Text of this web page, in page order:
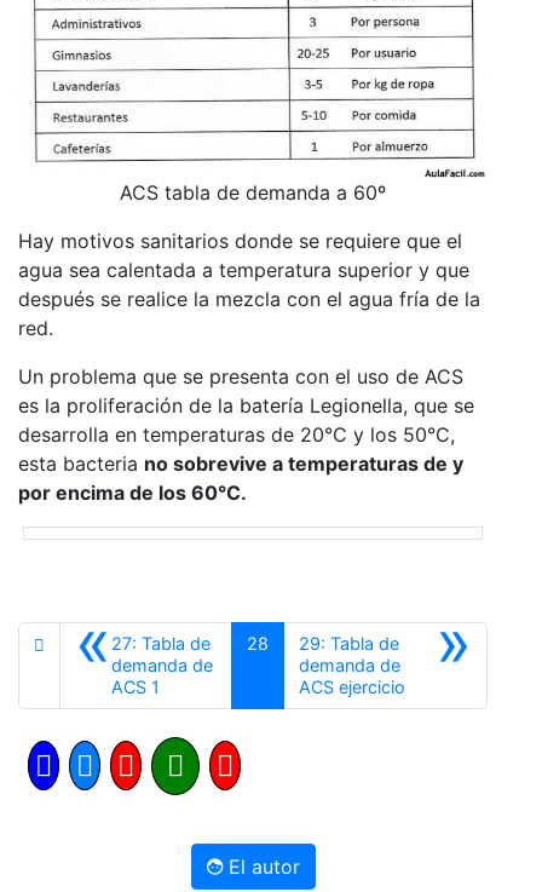
ACS tabla de demanda a 60º
Hay motivos sanitarios donde se requiere que el
agua sea calentada a temperatura superior y que
después se realice la mezcla con el agua fría de la
red.
Un problema que se presenta con el uso de ACS
es la proliferación de la batería Legionella, que se
desarrolla en temperaturas de 20°C y los 50°C,
esta bacteria no sobrevive a temperaturas de y
por encima de los 60°C.
«27: Tabla de
demanda de
ACS 1
28 »
29: Tabla de
demanda de
ACS ejercicio
El autor